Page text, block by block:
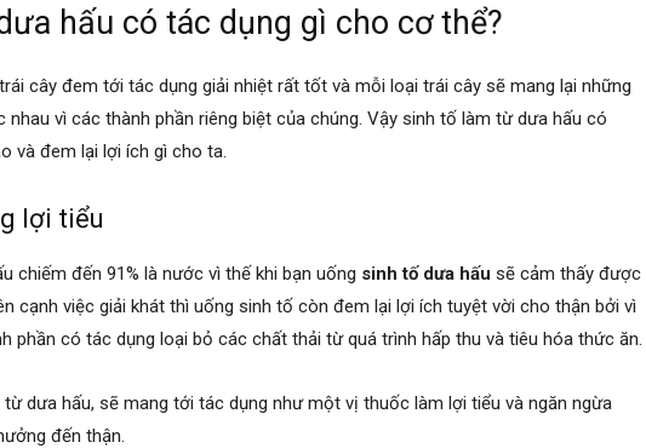
hấu có tác dụng gì cho cơ thể?
cây đem tới tác dụng giải nhiệt rất tốt và mỗi loại trái cây sẽ mang lại những
vì các thành phần riêng biệt của chúng. Vậy sinh tố làm từ dưa hấu có
và đem lại lợi ích gì cho ta.
lợi tiểu
chiếm đến 91% là nước vì thế khi bạn uống sinh tố dưa hấu sẽ cảm thấy được
cạnh việc giải khát thì uống sinh tố còn đem lại lợi ích tuyệt vời cho thận bởi vì
phần có tác dụng loại bỏ các chất thải từ quá trình hấp thu và tiêu hóa thức ăn.
dưa hấu, sẽ mang tới tác dụng như một vị thuốc làm lợi tiểu và ngăn ngừa
đến thận.